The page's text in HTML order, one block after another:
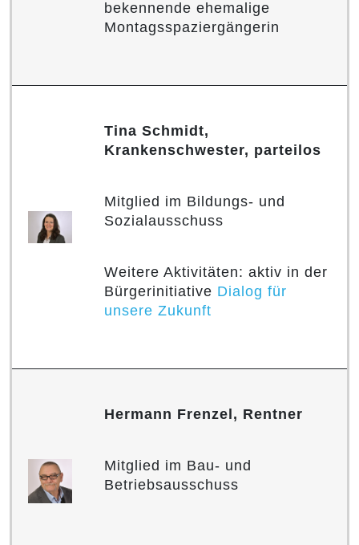
bekennende ehemalige
Montagsspaziergängerin
Tina Schmidt,
Krankenschwester, parteilos
Mitglied im Bildungs- und
Sozialausschuss
Weitere Aktivitäten: aktiv in der
Bürgerinitiative Dialog für
unsere Zukunft
Hermann Frenzel, Rentner
Mitglied im Bau- und
Betriebsausschuss